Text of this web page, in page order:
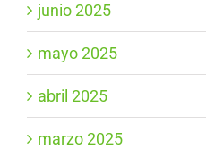
junio 2025
mayo 2025
abril 2025
marzo 2025